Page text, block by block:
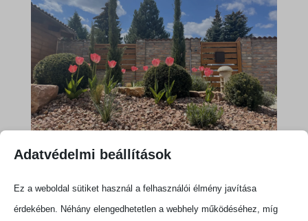
Adatvédelmi beállítások
Ez a weboldal sütiket használ a felhasználói élmény javítása
érdekében. Néhány elengedhetetlen a webhely működéséhez, míg